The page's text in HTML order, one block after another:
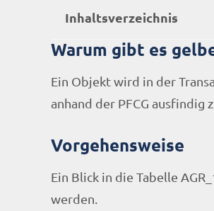
Inhaltsverzeichnis
Warum gibt es
Ein Objekt wird in der
anhand der PFCG ausfindig
Vorgehensweise
Ein Blick in die Tabelle
werden.